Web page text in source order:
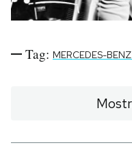
Tag: MERCEDES-